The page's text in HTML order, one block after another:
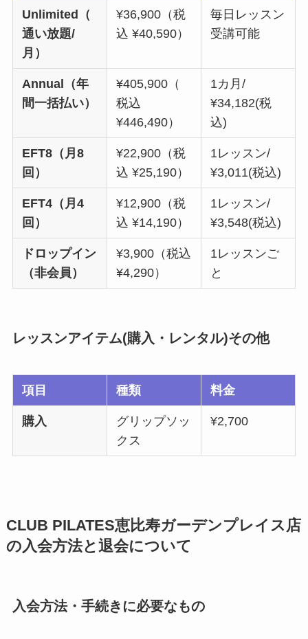
Unlimited（
通い放題/
月）
¥36,900（税
込 ¥40,590）
毎日レッスン
受講可能
Annual（年
間一括払い）
¥405,900（
税込
¥446,490）
1カ月/
¥34,182(税
込)
EFT8（月8
回）
¥22,900（税
込 ¥25,190）
1レッスン/
¥3,011(税込)
EFT4（月4
回）
¥12,900（税
込 ¥14,190）
1レッスン/
¥3,548(税込)
ドロップイン
（非会員）
¥3,900（税込
¥4,290）
1レッスンご
と
レッスンアイテム(購入・レンタル)その他
項目 種類 料金
購入
グリップソッ
クス
¥2,700
CLUB PILATES恵比寿ガーデンプレイス店
の入会方法と退会について
入会方法・手続きに必要なもの